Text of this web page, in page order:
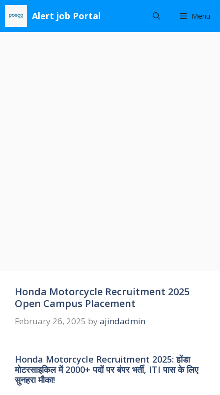
Skip
content
Alert job Portal Menu
Honda Motorcycle Recruitment 2025
Open Campus Placement
February 26, 2025 by ajindadmin
Honda Motorcycle Recruitment 2025: होंडा
मोटरसाइकिल में 2000+ पदों पर बंपर भर्ती, ITI पास के लिए
सुनहरा मौका!